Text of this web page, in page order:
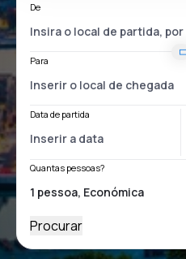
De
Para
Data de partida
Quantas pessoas?
Procurar